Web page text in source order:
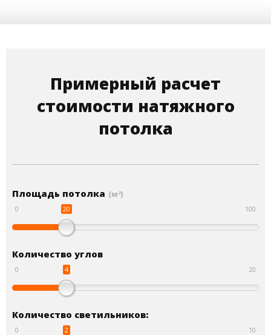
Примерный расчет
стоимости натяжного
потолка
Площадь потолка (м 2)
0 100
20
Количество углов
0 20
4
Количество светильников:
0 10
2